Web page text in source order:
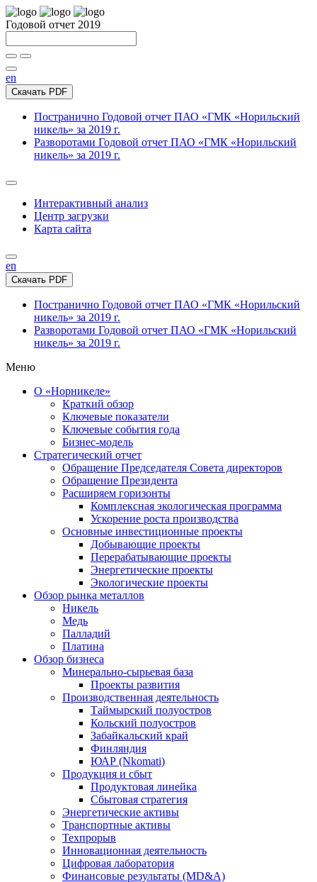
Годовой отчет 2019
en
Скачать PDF
Постранично Годовой отчет ПАО «ГМК «Норильский
никель» за 2019 г.
Разворотами Годовой отчет ПАО «ГМК «Норильский
никель» за 2019 г.
Интерактивный анализ
Центр загрузки
Карта сайта
en
Скачать PDF
Постранично Годовой отчет ПАО «ГМК «Норильский
никель» за 2019 г.
Разворотами Годовой отчет ПАО «ГМК «Норильский
никель» за 2019 г.
Меню
О «Норникеле»
Краткий обзор
Ключевые показатели
Ключевые события года
Бизнес-модель
Стратегический отчет
Обращение Председателя Совета директоров
Обращение Президента
Расширяем горизонты
Комплексная экологическая программа
Ускорение роста производства
Основные инвестиционные проекты
Добывающие проекты
Перерабатывающие проекты
Энергетические проекты
Экологические проекты
Обзор рынка металлов
Никель
Медь
Палладий
Платина
Обзор бизнеса
Минерально-сырьевая база
Проекты развития
Производственная деятельность
Таймырский полуостров
Кольский полуостров
Забайкальский край
Финляндия
ЮАР (Nkomati)
Продукция и сбыт
Продуктовая линейка
Сбытовая стратегия
Энергетические активы
Транспортные активы
Техпрорыв
Инновационная деятельность
Цифровая лаборатория
Финансовые результаты (MD&A)